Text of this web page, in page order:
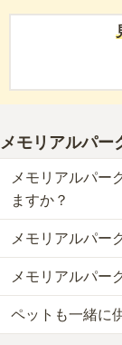
メモリアルパー
メモリアルパー
ますか？
メモリアルパーク
だけます。
なお、メモリアル
59万円（墓石代別
お墓は、価格が高
メモリアルパー
公共交通機関の場
約9分です。
車の場合、首都高
約8分です。
メモリアルパー
当サイトに寄せら
く評価されていま
ペットも一緒に